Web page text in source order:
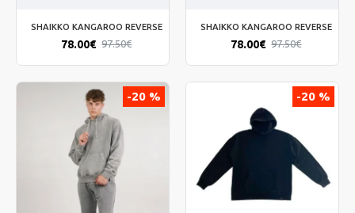
SHAIKKO KANGAROO REVERSE
78.00€ 97.50€
SHAIKKO KANGAROO REVERSE
78.00€ 97.50€
-20 % -20 %